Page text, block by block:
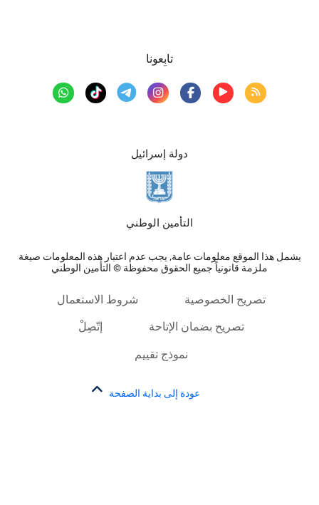
دولة إسرائيل
التأمين الوطني
يشمل هذا الموقع معلومات عامة, يجب عدم اعتبار هذه المعلومات صيغة
ملزمة قانونياً جميع الحقوق محفوظة © التأمين الوطني
تابِعونا
تصريح الخصوصية شروط الاستعمال
تصريح بضمان الإتاحة إتّصِلْ
نموذج تقييم
عودة إلى بداية الصفحة